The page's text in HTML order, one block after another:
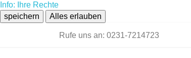
Info: Ihre Rechte
speichern
Alles erlauben
Rufe uns an: 0231-7214723